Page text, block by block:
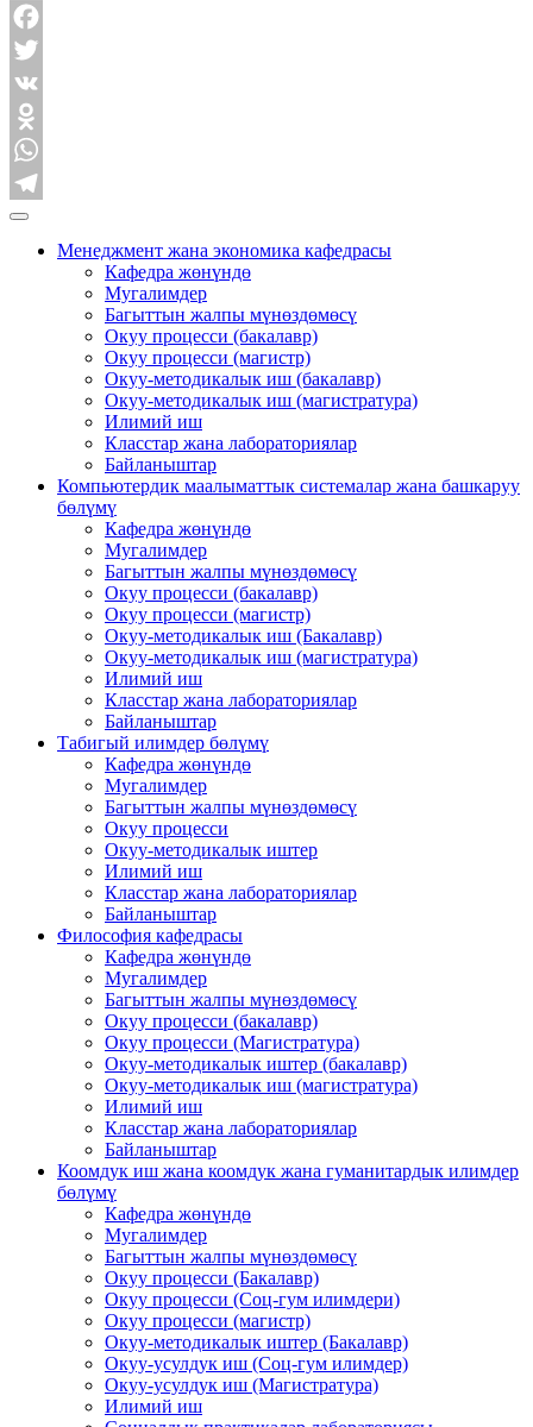
Facebook
Twitter
VK
Odnoklassniki
WhatsApp
Telegram
Менеджмент жана экономика кафедрасы
Кафедра жөнүндө
Мугалимдер
Багыттын жалпы мүнөздөмөсү
Окуу процесси (бакалавр)
Окуу процесси (магистр)
Окуу-методикалык иш (бакалавр)
Окуу-методикалык иш (магистратура)
Илимий иш
Класстар жана лабораториялар
Байланыштар
Компьютердик маалыматтык системалар жана башкаруу
бөлүмү
Кафедра жөнүндө
Мугалимдер
Багыттын жалпы мүнөздөмөсү
Окуу процесси (бакалавр)
Окуу процесси (магистр)
Окуу-методикалык иш (Бакалавр)
Окуу-методикалык иш (магистратура)
Илимий иш
Класстар жана лабораториялар
Байланыштар
Табигый илимдер бөлүмү
Кафедра жөнүндө
Мугалимдер
Багыттын жалпы мүнөздөмөсү
Окуу процесси
Окуу-методикалык иштер
Илимий иш
Класстар жана лабораториялар
Байланыштар
Философия кафедрасы
Кафедра жөнүндө
Мугалимдер
Багыттын жалпы мүнөздөмөсү
Окуу процесси (бакалавр)
Окуу процесси (Магистратура)
Окуу-методикалык иштер (бакалавр)
Окуу-методикалык иш (магистратура)
Илимий иш
Класстар жана лабораториялар
Байланыштар
Коомдук иш жана коомдук жана гуманитардык илимдер
бөлүмү
Кафедра жөнүндө
Мугалимдер
Багыттын жалпы мүнөздөмөсү
Окуу процесси (Бакалавр)
Окуу процесси (Соц-гум илимдери)
Окуу процесси (магистр)
Окуу-методикалык иштер (Бакалавр)
Окуу-усулдук иш (Соц-гум илимдер)
Окуу-усулдук иш (Магистратура)
Илимий иш